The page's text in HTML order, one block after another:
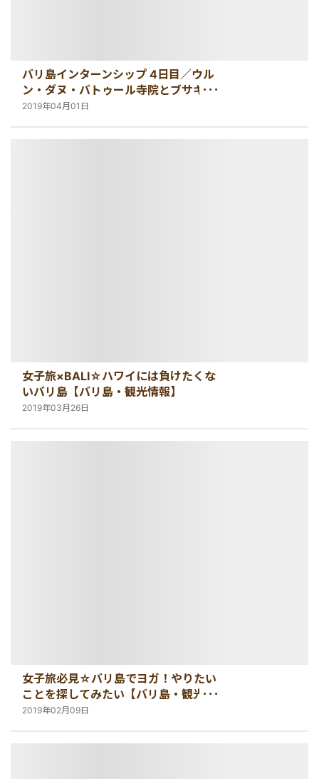
バリ島インターンシップ 4日目／ウル
ン・ダヌ・バトゥール寺院とブサキ寺
院への参拝【バリ島・インターンシッ
2019年04月01日
女子旅×BALI☆ハワイには負けたくな
いバリ島【バリ島・観光情報】
2019年03月26日
女子旅必見☆バリ島でヨガ！やりたい
ことを探してみたい【バリ島・観光情
報】
2019年02月09日